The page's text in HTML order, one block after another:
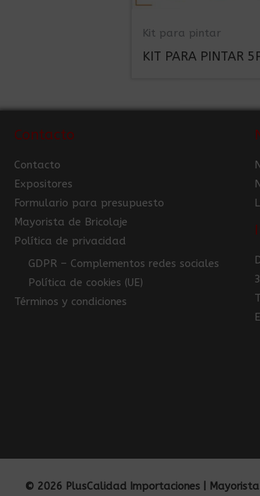
Kit para pintar
KIT PARA PINTAR
Contacto
Contacto
Expositores
Formulario para presupuesto
Mayorista de Bricolaje
Política de privacidad
GDPR – Complementos redes sociales
Política de cookies (UE)
Términos y condiciones
© 2026 PlusCalidad Importaciones | Mayorista